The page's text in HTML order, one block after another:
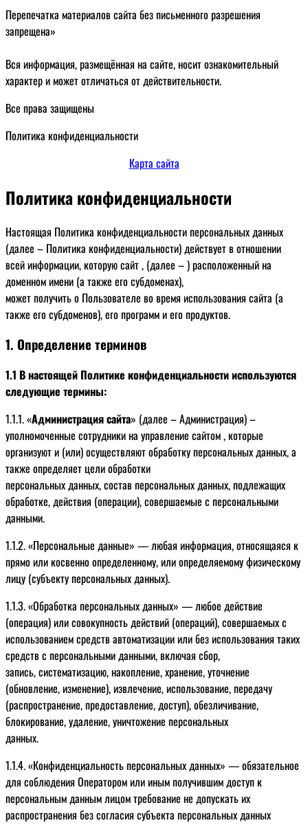
Перепечатка материалов сайта без письменного разрешения
запрещена»
Вся информация, размещённая на сайте, носит ознакомительный
характер и может отличаться от действительности.
Все права защищены
Политика конфиденциальности
Карта сайта
Политика конфиденциальности
Настоящая Политика конфиденциальности персональных данных
(далее – Политика конфиденциальности) действует в отношении
всей информации, которую сайт , (далее – ) расположенный на
доменном имени (а также его субдоменах),
может получить о Пользователе во время использования сайта (а
также его субдоменов), его программ и его продуктов.
1. Определение терминов
1.1 В настоящей Политике конфиденциальности используются
следующие термины:
1.1.1. «Администрация сайта» (далее – Администрация) –
уполномоченные сотрудники на управление сайтом , которые
организуют и (или) осуществляют обработку персональных данных, а
также определяет цели обработки
персональных данных, состав персональных данных, подлежащих
обработке, действия (операции), совершаемые с персональными
данными.
1.1.2. «Персональные данные» — любая информация, относящаяся к
прямо или косвенно определенному, или определяемому физическому
лицу (субъекту персональных данных).
1.1.3. «Обработка персональных данных» — любое действие
(операция) или совокупность действий (операций), совершаемых с
использованием средств автоматизации или без использования таких
средств с персональными данными, включая сбор,
запись, систематизацию, накопление, хранение, уточнение
(обновление, изменение), извлечение, использование, передачу
(распространение, предоставление, доступ), обезличивание,
блокирование, удаление, уничтожение персональных
данных.
1.1.4. «Конфиденциальность персональных данных» — обязательное
для соблюдения Оператором или иным получившим доступ к
персональным данным лицом требование не допускать их
распространения без согласия субъекта персональных данных